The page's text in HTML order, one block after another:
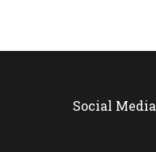
Social Media